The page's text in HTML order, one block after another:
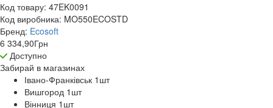
Код товару: 47EK0091
Код виробника: MO550ECOSTD
Бренд: Ecosoft
6 334,90Грн
Доступно
Забирай в магазинах
Івано-Франківськ 1 шт
Вишгород 1 шт
Вінниця 1 шт